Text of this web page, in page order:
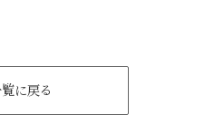
に戻る